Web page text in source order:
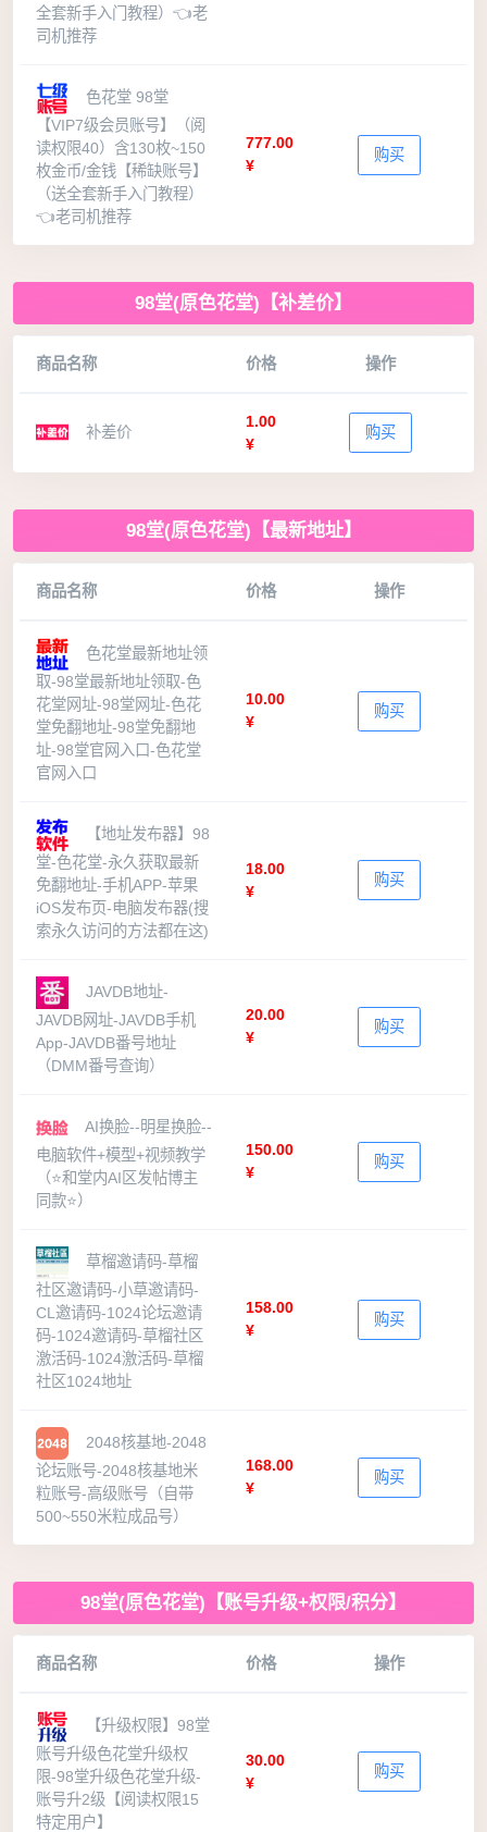
全套新手入门教程）👈老
司机推荐
色花堂 98堂
【VIP7级会员账号】（阅
读权限40）含130枚~150
枚金币/金钱【稀缺账号】
（送全套新手入门教程）
👈老司机推荐
777.00
¥
购买
98堂(原色花堂)【补差价】
商品名称 价格 操作
补差价
1.00
¥
购买
98堂(原色花堂)【最新地址】
商品名称 价格 操作
色花堂最新地址领
取-98堂最新地址领取-色
花堂网址-98堂网址-色花
堂免翻地址-98堂免翻地
址-98堂官网入口-色花堂
官网入口
10.00
¥
购买
【地址发布器】98
堂-色花堂-永久获取最新
免翻地址-手机APP-苹果
iOS发布页-电脑发布器(搜
索永久访问的方法都在这)
18.00
¥
购买
JAVDB地址-
JAVDB网址-JAVDB手机
App-JAVDB番号地址
（DMM番号查询）
20.00
¥
购买
AI换脸--明星换脸--
电脑软件+模型+视频教学
（⭐和堂内AI区发帖博主
同款⭐）
150.00
¥
购买
草榴邀请码-草榴
社区邀请码-小草邀请码-
CL邀请码-1024论坛邀请
码-1024邀请码-草榴社区
激活码-1024激活码-草榴
社区1024地址
158.00
¥
购买
2048核基地-2048
论坛账号-2048核基地米
粒账号-高级账号（自带
500~550米粒成品号）
168.00
¥
购买
98堂(原色花堂)【账号升级+权限/积分】
商品名称 价格 操作
【升级权限】98堂
账号升级色花堂升级权
限-98堂升级色花堂升级-
账号升2级【阅读权限15
特定用户】
30.00
¥
购买